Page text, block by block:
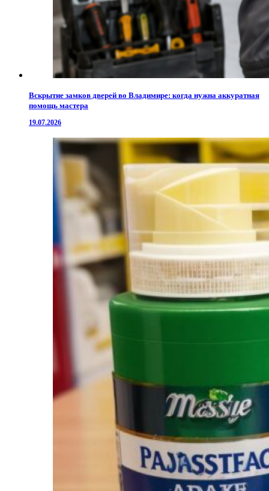
Вскрытие замков дверей во Владимире: когда нужна аккуратная
помощь мастера
19.07.2026